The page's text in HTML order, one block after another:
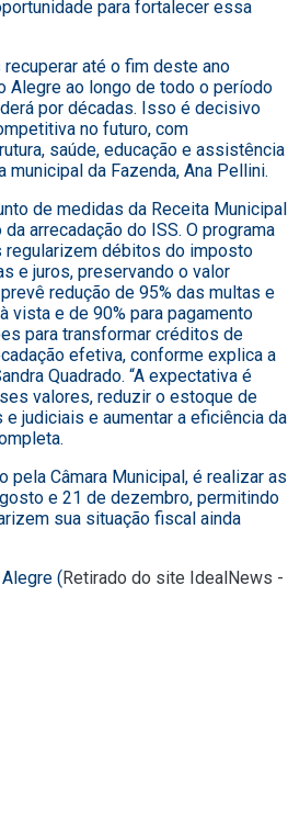
para fortalecer essa
até o fim deste ano
Alegre ao longo de todo o período
por décadas. Isso é decisivo
no futuro, com
saúde, educação e assistência
municipal da Fazenda, Ana Pellini.
de medidas da Receita Municipal
arrecadação do ISS. O programa
regularizem débitos do imposto
e juros, preservando o valor
redução de 95% das multas e
vista e de 90% para pagamento
para transformar créditos de
efetiva, conforme explica a
Quadrado. “A expectativa é
valores, reduzir o estoque de
judiciais e aumentar a eficiência da
pela Câmara Municipal, é realizar as
e 21 de dezembro, permitindo
sua situação fiscal ainda
(Retirado do site IdealNews -